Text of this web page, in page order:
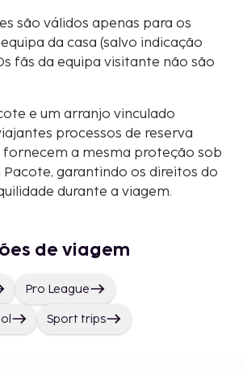
são válidos apenas para os
da casa (salvo indicação
fãs da equipa visitante não são
e um arranjo vinculado
processos de reserva
fornecem a mesma proteção sob
Pacote, garantindo os direitos do
durante a viagem.
de viagem
Pro League
Sport trips